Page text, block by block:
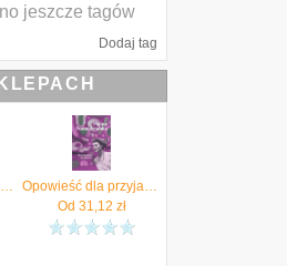
jeszcze tagów
Dodaj tag
Wszystkie wiersze (e-book) - Atrakcyjne ceny HITÓW. Czytaj z przyjemnością..
Opowieść dla przyjaciela
Od 31,12 zł